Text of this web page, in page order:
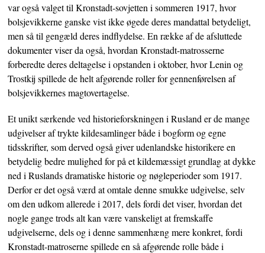
var også valget til Kronstadt-sovjetten i sommeren 1917, hvor
bolsjevikkerne ganske vist ikke øgede deres mandattal betydeligt,
men så til gengæld deres indflydelse. En række af de afsluttede
dokumenter viser da også, hvordan Kronstadt-matrosserne
forberedte deres deltagelse i opstanden i oktober, hvor Lenin og
Trostkij spillede de helt afgørende roller for gennenførelsen af
bolsjevikkernes magtovertagelse.
Et unikt særkende ved historieforskningen i Rusland er de mange
udgivelser af trykte kildesamlinger både i bogform og egne
tidsskrifter, som derved også giver udenlandske historikere en
betydelig bedre mulighed for på et kildemæssigt grundlag at dykke
ned i Ruslands dramatiske historie og nøgleperioder som 1917.
Derfor er det også værd at omtale denne smukke udgivelse, selv
om den udkom allerede i 2017, dels fordi det viser, hvordan det
nogle gange trods alt kan være vanskeligt at fremskaffe
udgivelserne, dels og i denne sammenhæng mere konkret, fordi
Kronstadt-matroserne spillede en så afgørende rolle både i